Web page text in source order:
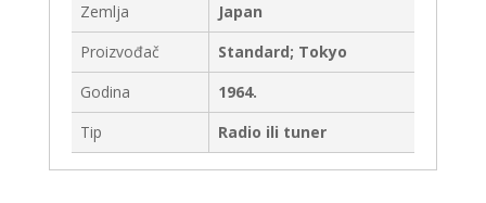
Zemlja
Japan
Proizvođač
Standard; Tokyo
Godina
1964.
Tip
Radio ili tuner